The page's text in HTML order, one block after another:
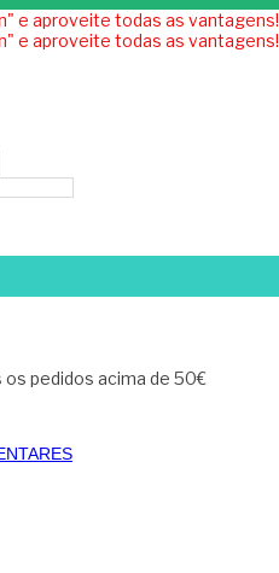
e aproveite todas as vantagens!
e aproveite todas as vantagens!
pedidos acima de 50€